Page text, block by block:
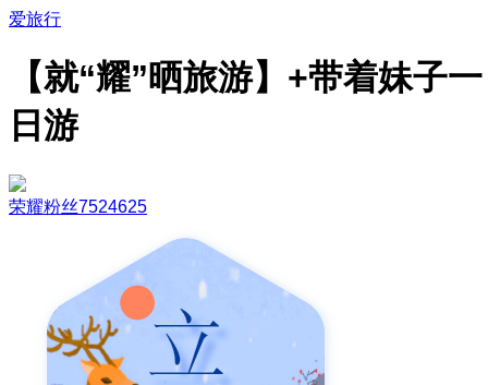
爱旅行
【就“耀”晒旅游】+带着妹子一
日游
荣耀粉丝7524625